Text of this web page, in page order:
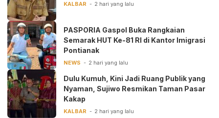
KALBAR 2 hari yang lalu
PASPORIA Gaspol Buka Rangkaian
Semarak HUT Ke-81 RI di Kantor Imigrasi
Pontianak
NEWS 2 hari yang lalu
Dulu Kumuh, Kini Jadi Ruang Publik yang
Nyaman, Sujiwo Resmikan Taman Pasar
Kakap
KALBAR 2 hari yang lalu